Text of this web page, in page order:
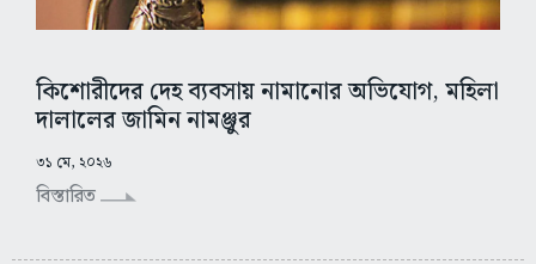
কিশোরীদের দেহ ব্যবসায় নামানোর অভিযোগ, মহিলা
দালালের জামিন নামঞ্জুর
৩১ মে, ২০২৬
বিস্তারিত